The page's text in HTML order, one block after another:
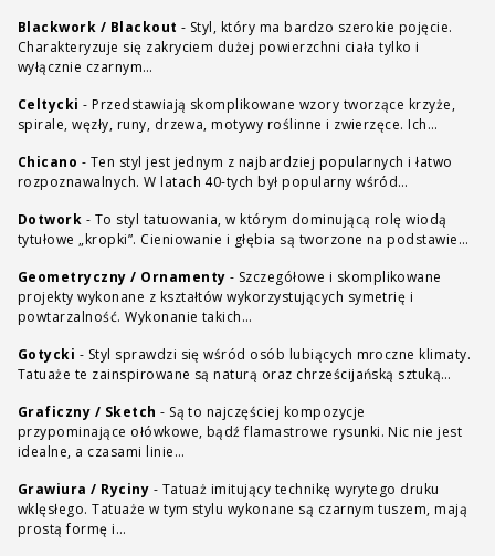
Blackwork / Blackout - Styl, który ma bardzo szerokie pojęcie.
Charakteryzuje się zakryciem dużej powierzchni ciała tylko i
wyłącznie czarnym…
Celtycki - Przedstawiają skomplikowane wzory tworzące krzyże,
spirale, węzły, runy, drzewa, motywy roślinne i zwierzęce. Ich…
Chicano - Ten styl jest jednym z najbardziej popularnych i łatwo
rozpoznawalnych. W latach 40-tych był popularny wśród…
Dotwork - To styl tatuowania, w którym dominującą rolę wiodą
tytułowe „kropki”. Cieniowanie i głębia są tworzone na podstawie…
Geometryczny / Ornamenty - Szczegółowe i skomplikowane
projekty wykonane z kształtów wykorzystujących symetrię i
powtarzalność. Wykonanie takich…
Gotycki - Styl sprawdzi się wśród osób lubiących mroczne klimaty.
Tatuaże te zainspirowane są naturą oraz chrześcijańską sztuką…
Graficzny / Sketch - Są to najczęściej kompozycje
przypominające ołówkowe, bądź flamastrowe rysunki. Nic nie jest
idealne, a czasami linie…
Grawiura / Ryciny - Tatuaż imitujący technikę wyrytego druku
wklęsłego. Tatuaże w tym stylu wykonane są czarnym tuszem, mają
prostą formę i…